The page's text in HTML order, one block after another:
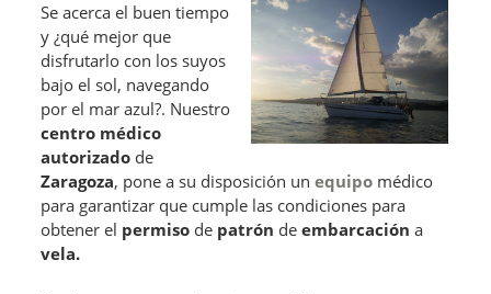
Se acerca el buen tiempo
y ¿qué mejor que
disfrutarlo con los suyos
bajo el sol, navegando
por el mar azul?. Nuestro
centro médico
autorizado de
Zaragoza, pone a su disposición un equipo médico
para garantizar que cumple las condiciones para
obtener el permiso de patrón de embarcación a
vela.